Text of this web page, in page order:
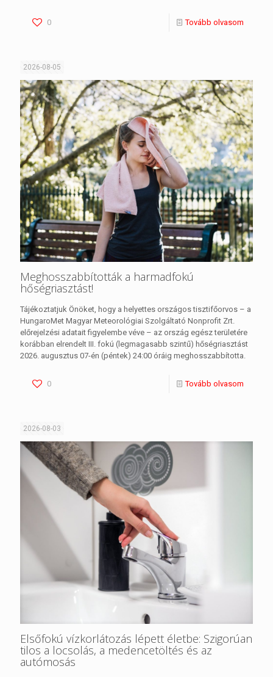
0 Tovább olvasom
2026-08-05
Meghosszabbították a harmadfokú
hőségriasztást!
Tájékoztatjuk Önöket, hogy a helyettes országos tisztifőorvos – a
HungaroMet Magyar Meteorológiai Szolgáltató Nonprofit Zrt.
előrejelzési adatait figyelembe véve – az ország egész területére
korábban elrendelt III. fokú (legmagasabb szintű) hőségriasztást
2026. augusztus 07-én (péntek) 24:00 óráig meghosszabbította.
0 Tovább olvasom
2026-08-03
Elsőfokú vízkorlátozás lépett életbe: Szigorúan
tilos a locsolás, a medencetöltés és az
autómosás